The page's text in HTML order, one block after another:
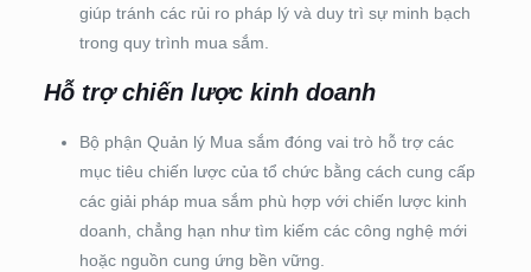
giúp tránh các rủi ro pháp lý và duy trì sự minh bạch
trong quy trình mua sắm.
Hỗ trợ chiến lược kinh doanh
Bộ phận Quản lý Mua sắm đóng vai trò hỗ trợ các
mục tiêu chiến lược của tổ chức bằng cách cung cấp
các giải pháp mua sắm phù hợp với chiến lược kinh
doanh, chẳng hạn như tìm kiếm các công nghệ mới
hoặc nguồn cung ứng bền vững.